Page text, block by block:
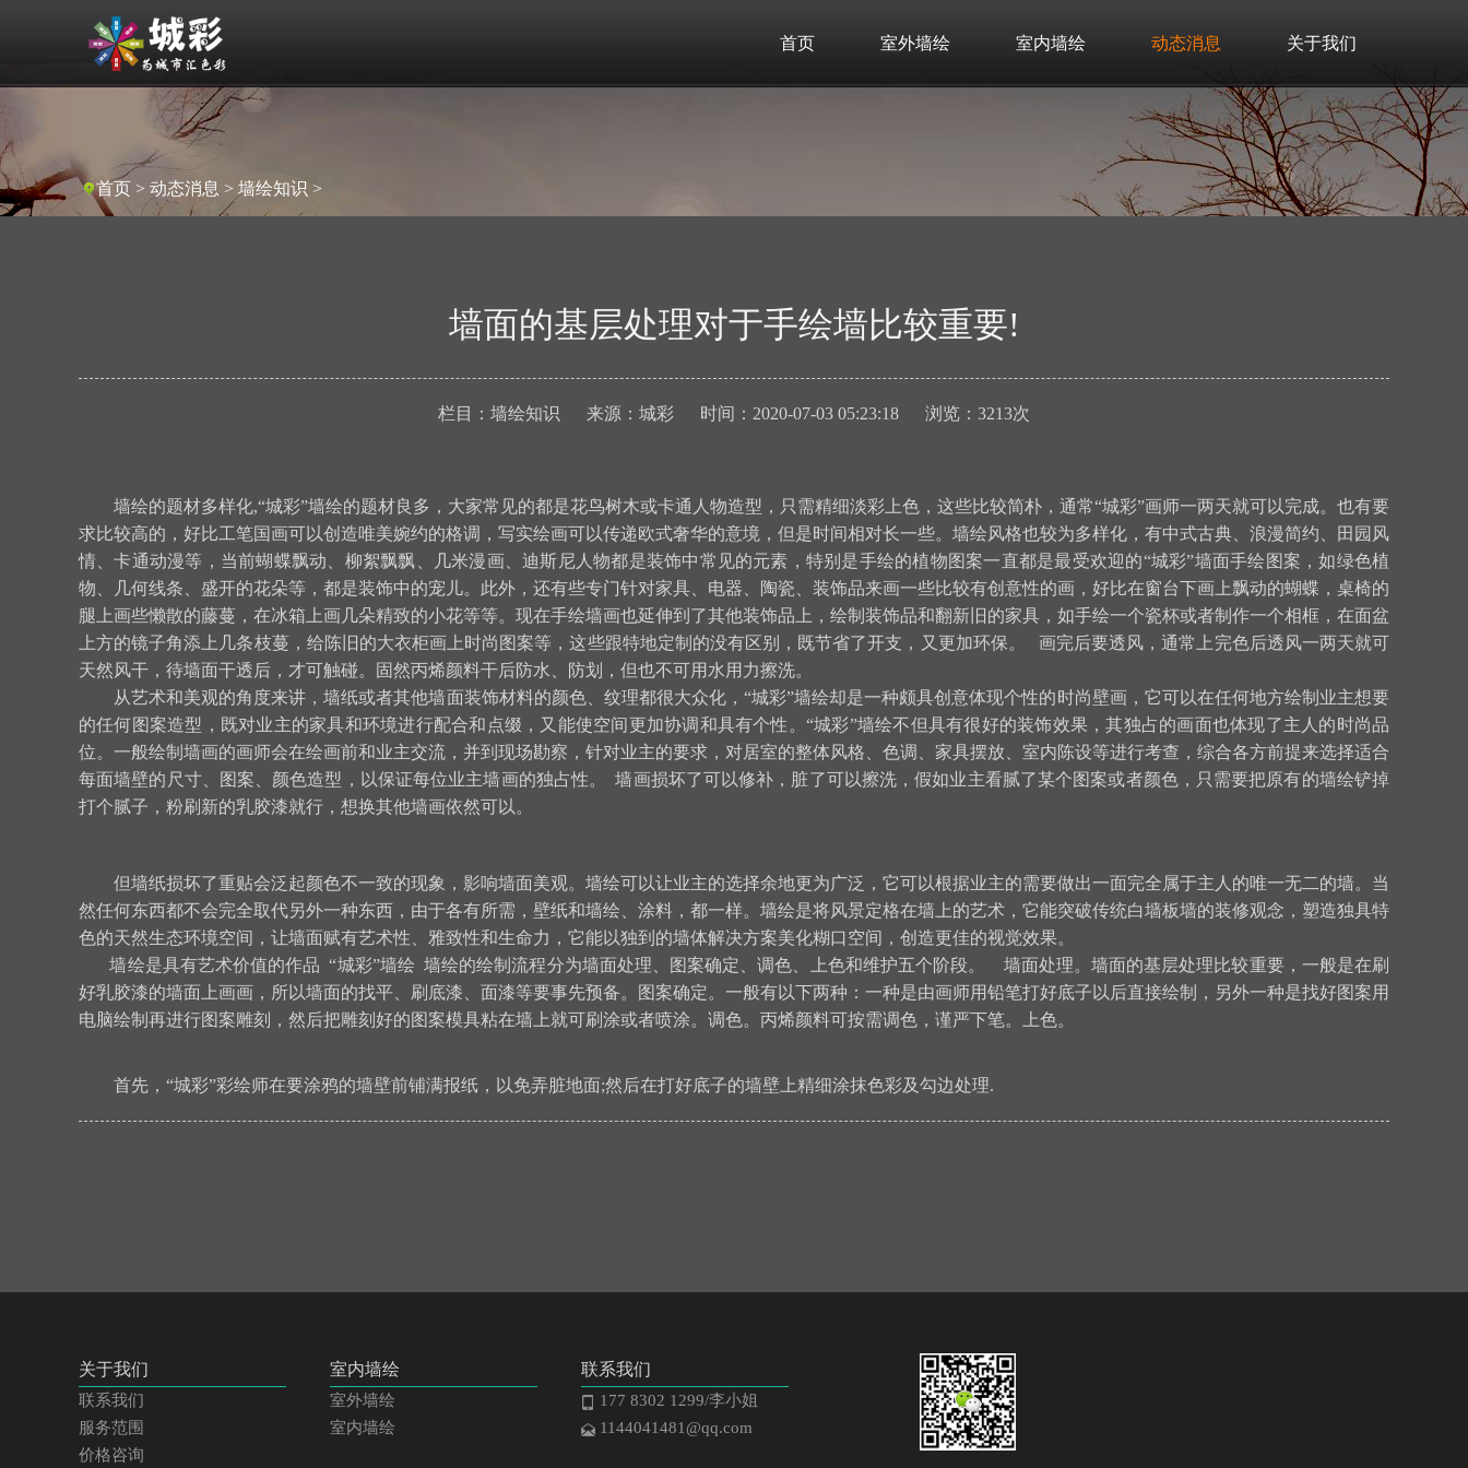
首页 室外墙绘 室内墙绘 动态消息 关于我们
首页 > 动态消息 > 墙绘知识 >
墙面的基层处理对于手绘墙比较重要!
栏目： 墙绘知识 来源： 城彩 时间： 2020-07-03 05:23:18 浏览： 3213次
墙绘的题材多样化,“城彩”墙绘的题材良多，大家常见的都是花鸟树木或卡通人物造型，只需精细淡彩上色，这些比较简朴，通常“城彩”画师一两天就可以完成。也有要
求比较高的，好比工笔国画可以创造唯美婉约的格调，写实绘画可以传递欧式奢华的意境，但是时间相对长一些。墙绘风格也较为多样化，有中式古典、浪漫简约、田园风
情、卡通动漫等，当前蝴蝶飘动、柳絮飘飘、几米漫画、迪斯尼人物都是装饰中常见的元素，特别是手绘的植物图案一直都是最受欢迎的“城彩”墙面手绘图案，如绿色植
物、几何线条、盛开的花朵等，都是装饰中的宠儿。此外，还有些专门针对家具、电器、陶瓷、装饰品来画一些比较有创意性的画，好比在窗台下画上飘动的蝴蝶，桌椅的
腿上画些懒散的藤蔓，在冰箱上画几朵精致的小花等等。现在手绘墙画也延伸到了其他装饰品上，绘制装饰品和翻新旧的家具，如手绘一个瓷杯或者制作一个相框，在面盆
上方的镜子角添上几条枝蔓，给陈旧的大衣柜画上时尚图案等，这些跟特地定制的没有区别，既节省了开支，又更加环保。 画完后要透风，通常上完色后透风一两天就可
天然风干，待墙面干透后，才可触碰。固然丙烯颜料干后防水、防划，但也不可用水用力擦洗。
从艺术和美观的角度来讲，墙纸或者其他墙面装饰材料的颜色、纹理都很大众化，“城彩”墙绘却是一种颇具创意体现个性的时尚壁画，它可以在任何地方绘制业主想要
的任何图案造型，既对业主的家具和环境进行配合和点缀，又能使空间更加协调和具有个性。“城彩”墙绘不但具有很好的装饰效果，其独占的画面也体现了主人的时尚品
位。一般绘制墙画的画师会在绘画前和业主交流，并到现场勘察，针对业主的要求，对居室的整体风格、色调、家具摆放、室内陈设等进行考查，综合各方前提来选择适合
每面墙壁的尺寸、图案、颜色造型，以保证每位业主墙画的独占性。 墙画损坏了可以修补，脏了可以擦洗，假如业主看腻了某个图案或者颜色，只需要把原有的墙绘铲掉
打个腻子，粉刷新的乳胶漆就行，想换其他墙画依然可以。
但墙纸损坏了重贴会泛起颜色不一致的现象，影响墙面美观。墙绘可以让业主的选择余地更为广泛，它可以根据业主的需要做出一面完全属于主人的唯一无二的墙。当
然任何东西都不会完全取代另外一种东西，由于各有所需，壁纸和墙绘、涂料，都一样。墙绘是将风景定格在墙上的艺术，它能突破传统白墙板墙的装修观念，塑造独具特
色的天然生态环境空间，让墙面赋有艺术性、雅致性和生命力，它能以独到的墙体解决方案美化糊口空间，创造更佳的视觉效果。
墙绘是具有艺术价值的作品 “城彩”墙绘 墙绘的绘制流程分为墙面处理、图案确定、调色、上色和维护五个阶段。 墙面处理。墙面的基层处理比较重要，一般是在刷
好乳胶漆的墙面上画画，所以墙面的找平、刷底漆、面漆等要事先预备。图案确定。一般有以下两种：一种是由画师用铅笔打好底子以后直接绘制，另外一种是找好图案用
电脑绘制再进行图案雕刻，然后把雕刻好的图案模具粘在墙上就可刷涂或者喷涂。调色。丙烯颜料可按需调色，谨严下笔。上色。
首先，“城彩”彩绘师在要涂鸦的墙壁前铺满报纸，以免弄脏地面;然后在打好底子的墙壁上精细涂抹色彩及勾边处理.
关于我们
联系我们
服务范围
价格咨询
室内墙绘
室外墙绘
室内墙绘
联系我们
177 8302 1299/李小姐
1144041481@qq.com